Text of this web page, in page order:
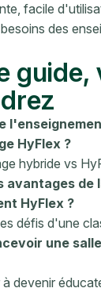
facile
des
guide,
HyFlex ?
hybride vs
avantages de
HyFlex ?
défis d'une
une
à devenir